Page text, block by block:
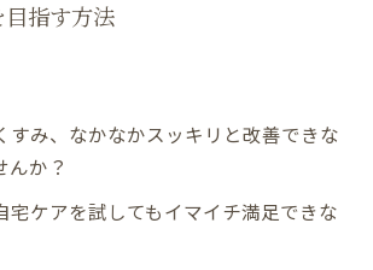
目指す方法
すみ、なかなかスッキリと改善できな
んか？
宅ケアを試してもイマイチ満足できな